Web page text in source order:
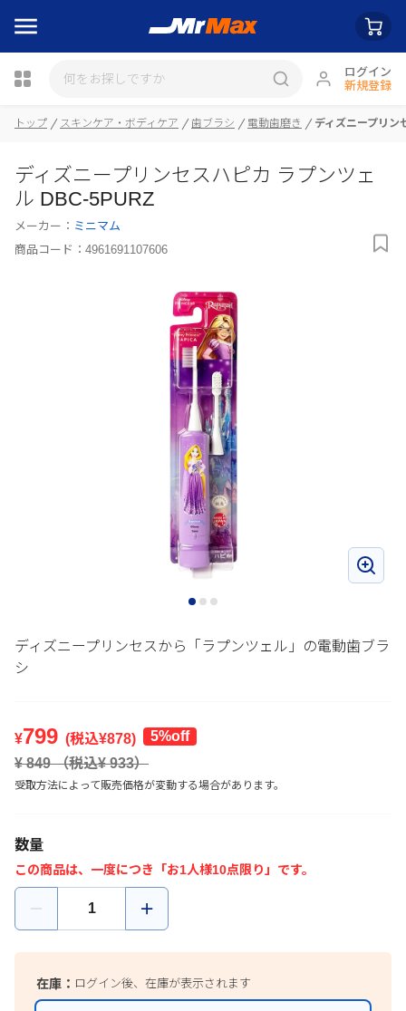
ログイン
新規登録
トップ スキンケア・ボディケア 歯ブラシ 電動歯磨き ディズニープリン
ディズニープリンセスハピカ ラプンツェ
ル DBC-5PURZ
メーカー： ミニマム
商品コード： 4961691107606
ディズニープリンセスから「ラプンツェル」の電動歯ブラ
シ
¥799 (税込¥878)
5%off
¥ 849（税込¥933）
受取方法によって販売価格が変動する場合があります。
数量
この商品は、一度につき「お1人様10点限り」です。
在庫： ログイン後、在庫が表示されます